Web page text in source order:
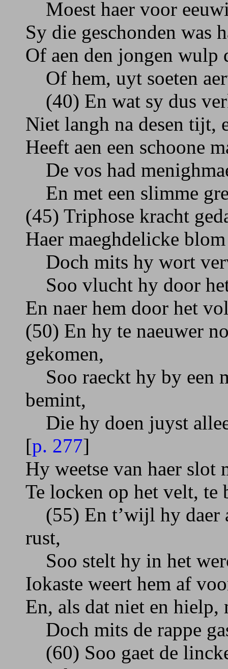
Moest haer voor
Sy die geschonden was
Of aen den jongen wulp
Of hem, uyt soeten
(40) En wat sy dus
Niet langh na desen tijt,
Heeft aen een schoone
De vos had
En met een slimme
(45) Triphose kracht
Haer maeghdelicke
Doch mits hy wort
Soo vlucht hy door
En naer hem door het
(50) En hy te naeuwer
gekomen,
Soo raeckt hy by een
bemint,
Die hy doen juyst
[p. 277]
Hy weetse van haer slot
Te locken op het velt, te
(55) En t’wijl hy daer
rust,
Soo stelt hy in het
Iokaste weert hem af
En, als dat niet en hielp,
Doch mits de rappe
(60) Soo gaet de